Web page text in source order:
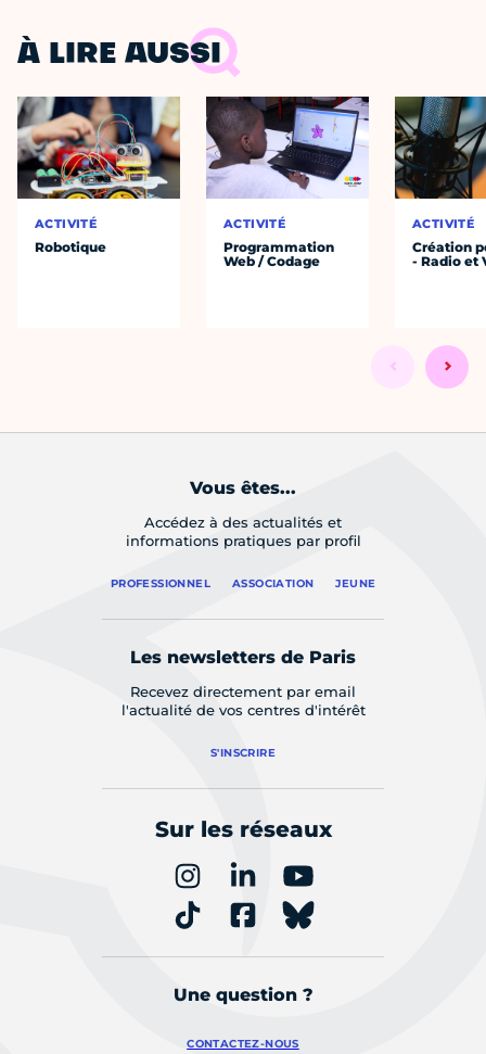
À LIRE AUSSI
ACTIVITÉ
Robotique
ACTIVITÉ
Programmation
Web / Codage
ACTIVITÉ
Création
- Radio et
Vous êtes...
Accédez à des actualités et
informations pratiques par profil
PROFESSIONNEL ASSOCIATION JEUNE
Les newsletters de Paris
Recevez directement par email
l'actualité de vos centres d'intérêt
S'INSCRIRE
Sur les réseaux
Une question ?
CONTACTEZ-NOUS